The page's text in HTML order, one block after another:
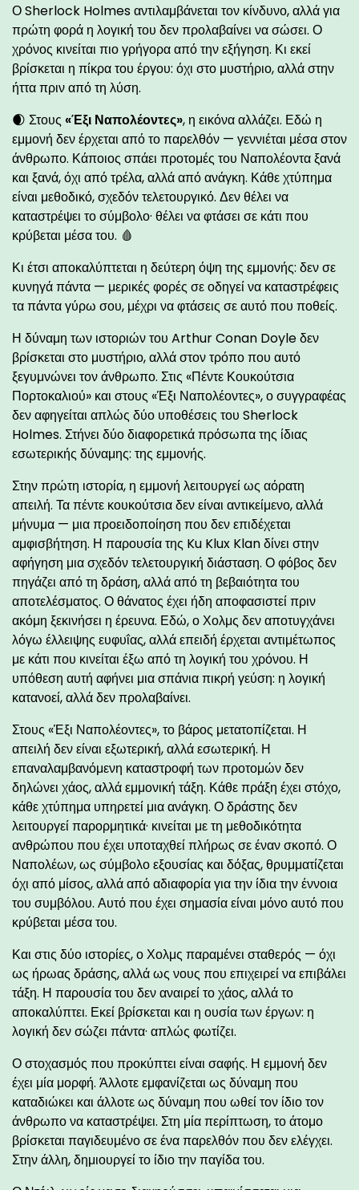
Ο Sherlock Holmes αντιλαμβάνεται τον κίνδυνο, αλλά για
πρώτη φορά η λογική του δεν προλαβαίνει να σώσει. Ο
χρόνος κινείται πιο γρήγορα από την εξήγηση. Κι εκεί
βρίσκεται η πίκρα του έργου: όχι στο μυστήριο, αλλά στην
ήττα πριν από τη λύση.
🌒 Στους «Έξι Ναπολέοντες», η εικόνα αλλάζει. Εδώ η
εμμονή δεν έρχεται από το παρελθόν — γεννιέται μέσα στον
άνθρωπο. Κάποιος σπάει προτομές του Ναπολέοντα ξανά
και ξανά, όχι από τρέλα, αλλά από ανάγκη. Κάθε χτύπημα
είναι μεθοδικό, σχεδόν τελετουργικό. Δεν θέλει να
καταστρέψει το σύμβολο· θέλει να φτάσει σε κάτι που
κρύβεται μέσα του. 🩸
Κι έτσι αποκαλύπτεται η δεύτερη όψη της εμμονής: δεν σε
κυνηγά πάντα — μερικές φορές σε οδηγεί να καταστρέφεις
τα πάντα γύρω σου, μέχρι να φτάσεις σε αυτό που ποθείς.
Η δύναμη των ιστοριών του Arthur Conan Doyle δεν
βρίσκεται στο μυστήριο, αλλά στον τρόπο που αυτό
ξεγυμνώνει τον άνθρωπο. Στις «Πέντε Κουκούτσια
Πορτοκαλιού» και στους «Έξι Ναπολέοντες», ο συγγραφέας
δεν αφηγείται απλώς δύο υποθέσεις του Sherlock
Holmes. Στήνει δύο διαφορετικά πρόσωπα της ίδιας
εσωτερικής δύναμης: της εμμονής.
Στην πρώτη ιστορία, η εμμονή λειτουργεί ως αόρατη
απειλή. Τα πέντε κουκούτσια δεν είναι αντικείμενο, αλλά
μήνυμα — μια προειδοποίηση που δεν επιδέχεται
αμφισβήτηση. Η παρουσία της Ku Klux Klan δίνει στην
αφήγηση μια σχεδόν τελετουργική διάσταση. Ο φόβος δεν
πηγάζει από τη δράση, αλλά από τη βεβαιότητα του
αποτελέσματος. Ο θάνατος έχει ήδη αποφασιστεί πριν
ακόμη ξεκινήσει η έρευνα. Εδώ, ο Χολμς δεν αποτυγχάνει
λόγω έλλειψης ευφυΐας, αλλά επειδή έρχεται αντιμέτωπος
με κάτι που κινείται έξω από τη λογική του χρόνου. Η
υπόθεση αυτή αφήνει μια σπάνια πικρή γεύση: η λογική
κατανοεί, αλλά δεν προλαβαίνει.
Στους «Έξι Ναπολέοντες», το βάρος μετατοπίζεται. Η
απειλή δεν είναι εξωτερική, αλλά εσωτερική. Η
επαναλαμβανόμενη καταστροφή των προτομών δεν
δηλώνει χάος, αλλά εμμονική τάξη. Κάθε πράξη έχει στόχο,
κάθε χτύπημα υπηρετεί μια ανάγκη. Ο δράστης δεν
λειτουργεί παρορμητικά· κινείται με τη μεθοδικότητα
ανθρώπου που έχει υποταχθεί πλήρως σε έναν σκοπό. Ο
Ναπολέων, ως σύμβολο εξουσίας και δόξας, θρυμματίζεται
όχι από μίσος, αλλά από αδιαφορία για την ίδια την έννοια
του συμβόλου. Αυτό που έχει σημασία είναι μόνο αυτό που
κρύβεται μέσα του.
Και στις δύο ιστορίες, ο Χολμς παραμένει σταθερός — όχι
ως ήρωας δράσης, αλλά ως νους που επιχειρεί να επιβάλει
τάξη. Η παρουσία του δεν αναιρεί το χάος, αλλά το
αποκαλύπτει. Εκεί βρίσκεται και η ουσία των έργων: η
λογική δεν σώζει πάντα· απλώς φωτίζει.
Ο στοχασμός που προκύπτει είναι σαφής. Η εμμονή δεν
έχει μία μορφή. Άλλοτε εμφανίζεται ως δύναμη που
καταδιώκει και άλλοτε ως δύναμη που ωθεί τον ίδιο τον
άνθρωπο να καταστρέψει. Στη μία περίπτωση, το άτομο
βρίσκεται παγιδευμένο σε ένα παρελθόν που δεν ελέγχει.
Στην άλλη, δημιουργεί το ίδιο την παγίδα του.